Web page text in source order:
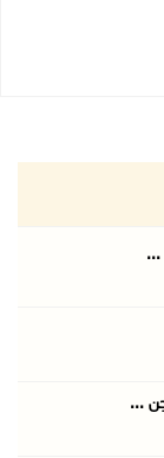
...